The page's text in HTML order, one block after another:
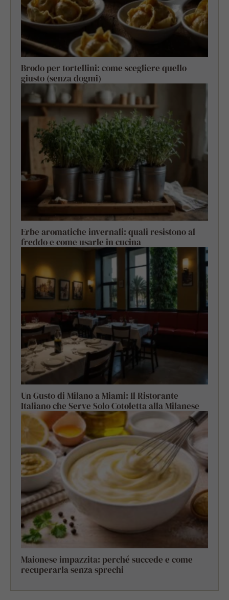
Brodo per tortellini: come scegliere quello
giusto (senza dogmi)
Erbe aromatiche invernali: quali resistono al
freddo e come usarle in cucina
Un Gusto di Milano a Miami: Il Ristorante
Italiano che Serve Solo Cotoletta alla Milanese
Maionese impazzita: perché succede e come
recuperarla senza sprechi